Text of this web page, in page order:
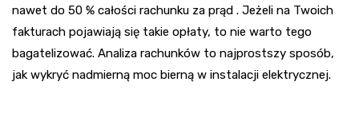
nawet do 50 % całości rachunku za prąd . Jeżeli na Twoich
fakturach pojawiają się takie opłaty, to nie warto tego
bagatelizować. Analiza rachunków to najprostszy sposób,
jak wykryć nadmierną moc bierną w instalacji elektrycznej.